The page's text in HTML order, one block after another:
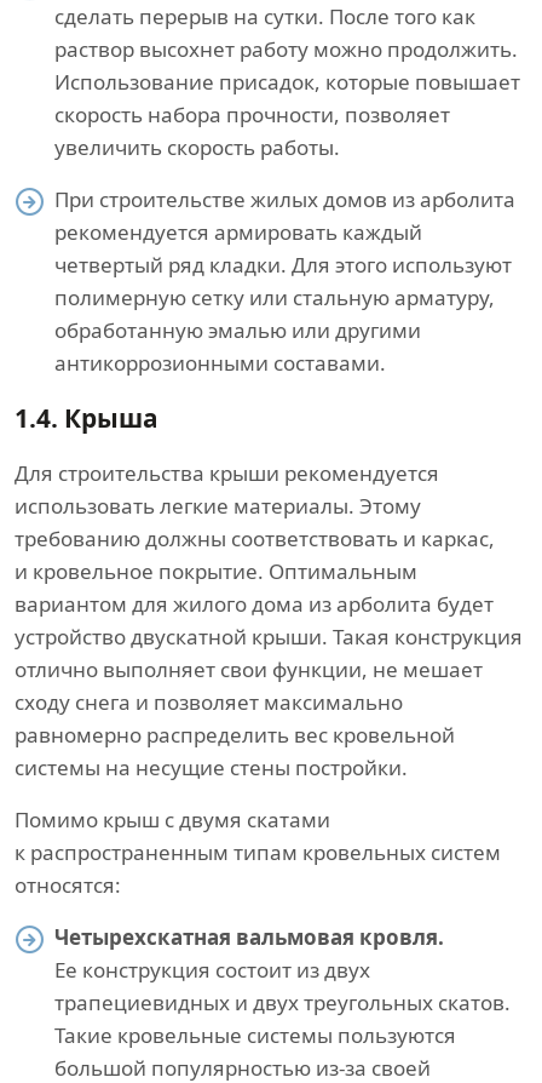
сделать перерыв на сутки. После того как
раствор высохнет работу можно продолжить.
Использование присадок, которые повышает
скорость набора прочности, позволяет
увеличить скорость работы.
При строительстве жилых домов из арболита
рекомендуется армировать каждый
четвертый ряд кладки. Для этого используют
полимерную сетку или стальную арматуру,
обработанную эмалью или другими
антикоррозионными составами.
1.4. Крыша
Для строительства крыши рекомендуется
использовать легкие материалы. Этому
требованию должны соответствовать и каркас,
и кровельное покрытие. Оптимальным
вариантом для жилого дома из арболита будет
устройство двускатной крыши. Такая конструкция
отлично выполняет свои функции, не мешает
сходу снега и позволяет максимально
равномерно распределить вес кровельной
системы на несущие стены постройки.
Помимо крыш с двумя скатами
к распространенным типам кровельных систем
относятся:
Четырехскатная вальмовая кровля.
Ее конструкция состоит из двух
трапециевидных и двух треугольных скатов.
Такие кровельные системы пользуются
большой популярностью из-за своей